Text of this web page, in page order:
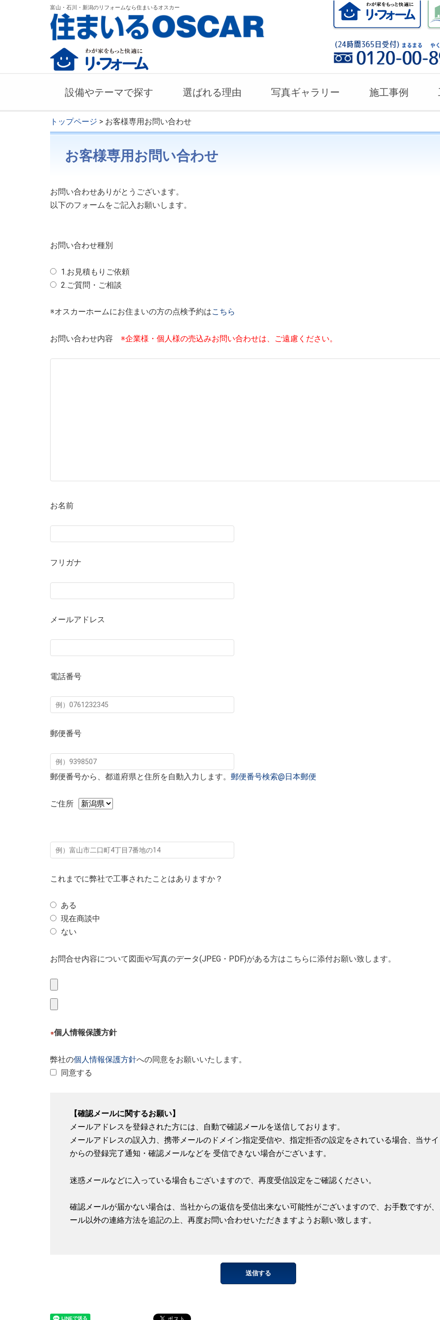
富山・石川・新潟のリフォームなら住まいるオスカー
設備やテーマで探す 選ばれる理由 写真ギャラリー 施工事例
トップページ > お客様専用お問い合わせ
お客様専用お問い合わせ
お問い合わせありがとうございます。
以下のフォームをご記入お願いします。
お問い合わせ種別
1.お見積もりご依頼
2.ご質問・ご相談
※オスカーホームにお住まいの方の点検予約はこちら
お問い合わせ内容 ※企業様・個人様の売込みお問い合わせは、ご遠慮ください。
お名前
フリガナ
メールアドレス
電話番号
郵便番号
郵便番号から、都道府県と住所を自動入力します。 郵便番号検索@日本郵便
ご住所
これまでに弊社で工事されたことはありますか？
ある
現在商談中
ない
お問合せ内容について図面や写真のデータ(JPEG・PDF)がある方はこちらに添付お願い致します。
※個人情報保護方針
弊社の個人情報保護方針への同意をお願いいたします。
同意する
【確認メールに関するお願い】
メールアドレスを登録された方には、自動で確認メールを送信しております。
メールアドレスの誤入力、携帯メールのドメイン指定受信や、指定拒否の設定をされている場合、当サ
からの登録完了通知・確認メールなどを 受信できない場合がございます。
迷惑メールなどに入っている場合もございますので、再度受信設定をご確認ください。
確認メールが届かない場合は、当社からの返信を受信出来ない可能性がございますので、お手数ですが
ール以外の連絡方法を追記の上、再度お問い合わせいただきますようお願い致します。